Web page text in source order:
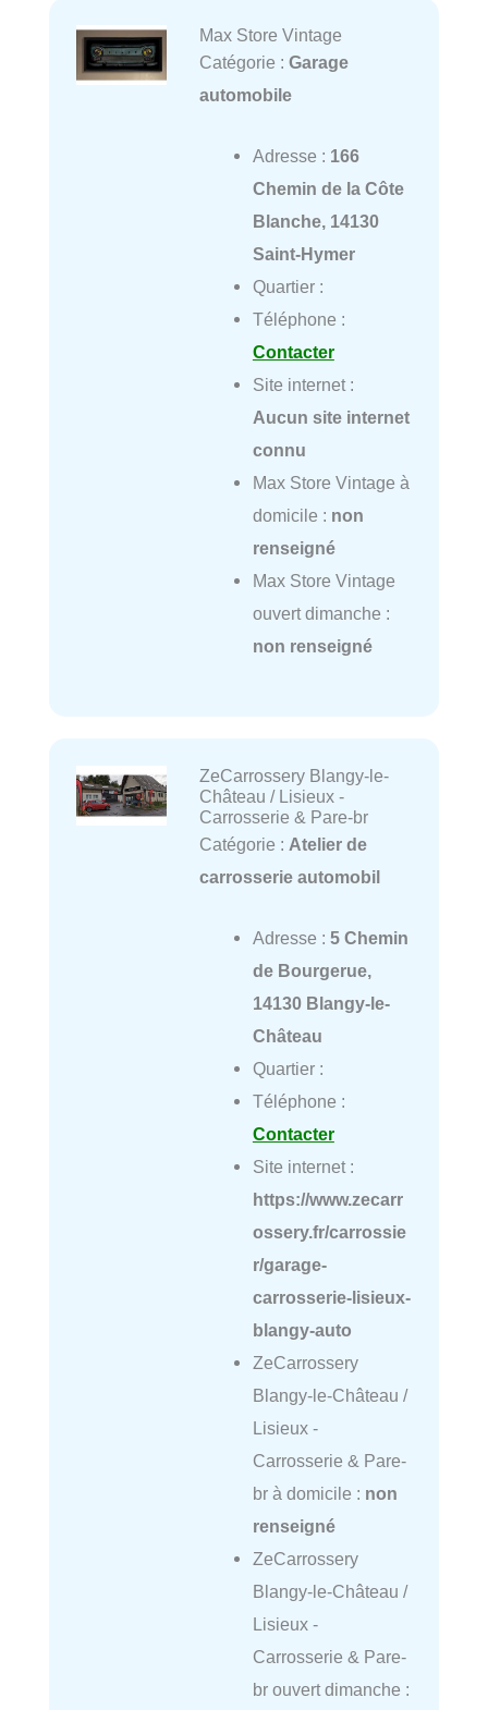
Max Store Vintage
Catégorie : Garage
automobile
Adresse : 166
Chemin de la Côte
Blanche, 14130
Saint-Hymer
Quartier :
Téléphone :
Contacter
Site internet :
Aucun site internet
connu
Max Store Vintage à
domicile : non
renseigné
Max Store Vintage
ouvert dimanche :
non renseigné
ZeCarrossery Blangy-le-
Château / Lisieux -
Carrosserie & Pare-br
Catégorie : Atelier de
carrosserie automobil
Adresse : 5 Chemin
de Bourgerue,
14130 Blangy-le-
Château
Quartier :
Téléphone :
Contacter
Site internet :
https://www.zecarr
ossery.fr/carrossie
r/garage-
carrosserie-lisieux-
blangy-auto
ZeCarrossery
Blangy-le-Château /
Lisieux -
Carrosserie & Pare-
br à domicile : non
renseigné
ZeCarrossery
Blangy-le-Château /
Lisieux -
Carrosserie & Pare-
br ouvert dimanche :